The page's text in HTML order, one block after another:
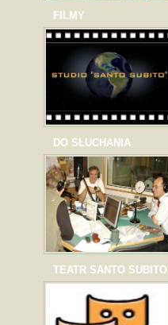
FILMY
DO SŁUCHANIA
TEATR SANTO SUBITO